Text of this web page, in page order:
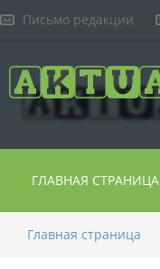
Письмо редакции
ГЛАВНАЯ СТРАНИЦА
Главная страница